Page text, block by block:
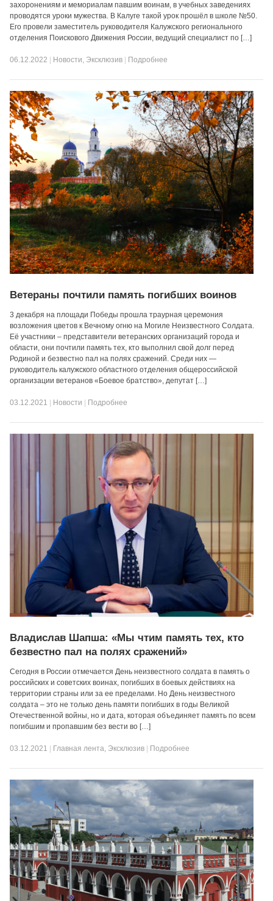
захоронениям и мемориалам павшим воинам, в учебных заведениях
проводятся уроки мужества. В Калуге такой урок прошёл в школе №50.
Его провели заместитель руководителя Калужского регионального
отделения Поискового Движения России, ведущий специалист по […]
06.12.2022 Новости, Эксклюзив Подробнее
Ветераны почтили память погибших воинов
3 декабря на площади Победы прошла траурная церемония
возложения цветов к Вечному огню на Могиле Неизвестного Солдата.
Её участники – представители ветеранских организаций города и
области, они почтили память тех, кто выполнил свой долг перед
Родиной и безвестно пал на полях сражений. Среди них —
руководитель калужского областного отделения общероссийской
организации ветеранов «Боевое братство», депутат […]
03.12.2021 Новости Подробнее
Владислав Шапша: «Мы чтим память тех, кто
безвестно пал на полях сражений»
Сегодня в России отмечается День неизвестного солдата в память о
российских и советских воинах, погибших в боевых действиях на
территории страны или за ее пределами. Но День неизвестного
солдата – это не только день памяти погибших в годы Великой
Отечественной войны, но и дата, которая объединяет память по всем
погибшим и пропавшим без вести во […]
03.12.2021 Главная лента, Эксклюзив Подробнее